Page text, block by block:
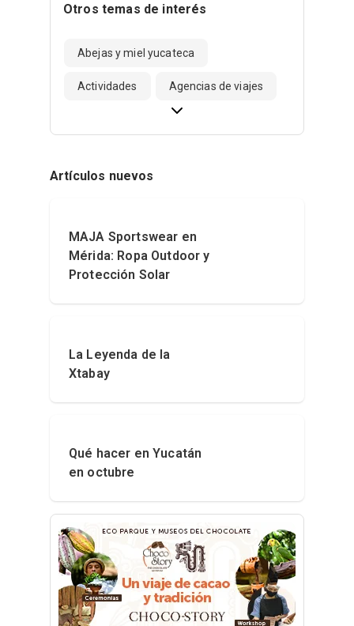
Otros temas de interés
Abejas y miel yucateca
Actividades Agencias de viajes
Artículos nuevos
MAJA Sportswear en
Mérida: Ropa Outdoor y
Protección Solar
La Leyenda de la
Xtabay
Qué hacer en Yucatán
en octubre